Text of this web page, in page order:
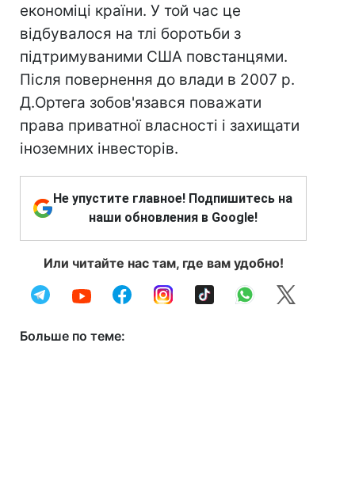
економіці країни. У той час це
відбувалося на тлі боротьби з
підтримуваними США повстанцями.
Після повернення до влади в 2007 р.
Д.Ортега зобов'язався поважати
права приватної власності і захищати
іноземних інвесторів.
Не упустите главное! Подпишитесь на
наши обновления в Google!
Или читайте нас там, где вам удобно!
Больше по теме: